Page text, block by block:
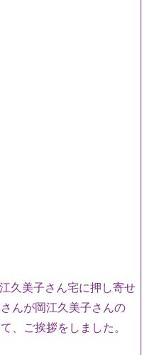
久美子さん宅に押し寄せ
んが岡江久美子さんの
、ご挨拶をしました。